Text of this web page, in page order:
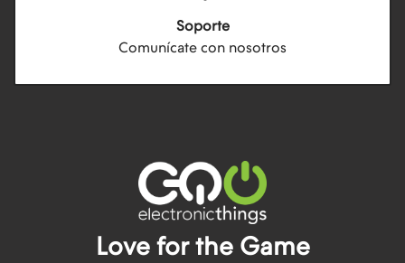
Soporte
Comunícate con nosotros
Love for the Game